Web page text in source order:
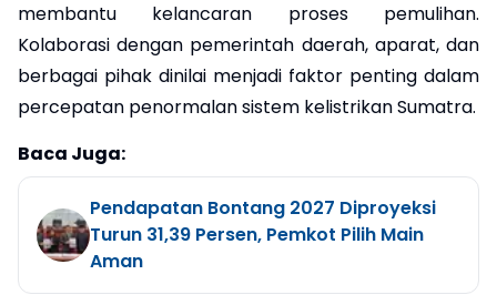
membantu kelancaran proses pemulihan.
Kolaborasi dengan pemerintah daerah, aparat, dan
berbagai pihak dinilai menjadi faktor penting dalam
percepatan penormalan sistem kelistrikan Sumatra.
Baca Juga:
Pendapatan Bontang 2027 Diproyeksi
Turun 31,39 Persen, Pemkot Pilih Main
Aman